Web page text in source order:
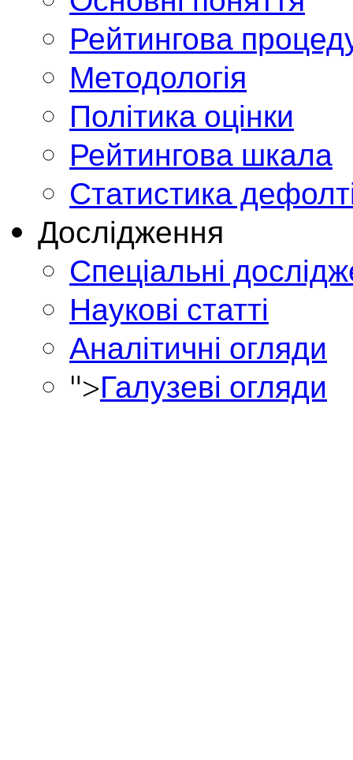
Рейтингова
Методологія
Політика оцінки
Рейтингова шкала
Статистика
Дослідження
Спеціальні
Наукові статті
Аналітичні огляди
">Галузеві огляди